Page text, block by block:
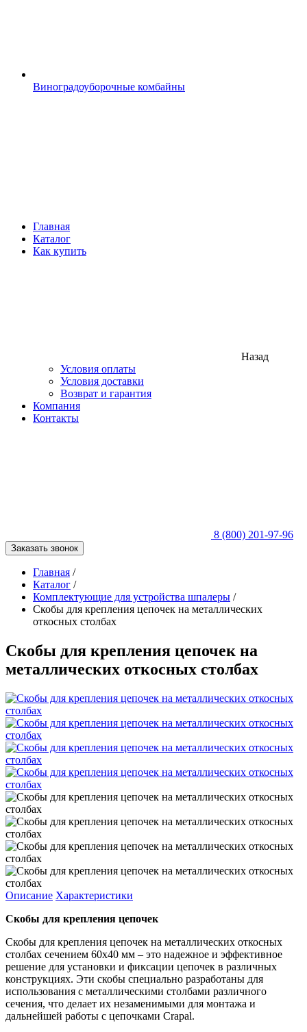
Виноградоуборочные комбайны
Главная
Каталог
Как купить
Назад
Условия оплаты
Условия доставки
Возврат и гарантия
Компания
Контакты
8 (800) 201-97-96
Заказать звонок
Главная /
Каталог /
Комплектующие для устройства шпалеры /
Скобы для крепления цепочек на металлических
откосных столбах
Скобы для крепления цепочек на
металлических откосных столбах
Описание Характеристики
Cкобы для крепления цепочек
Скобы для крепления цепочек на металлических откосных
столбах сечением 60х40 мм – это надежное и эффективное
решение для установки и фиксации цепочек в различных
конструкциях. Эти скобы специально разработаны для
использования с металлическими столбами различного
сечения, что делает их незаменимыми для монтажа и
дальнейшей работы с цепочками Crapal.